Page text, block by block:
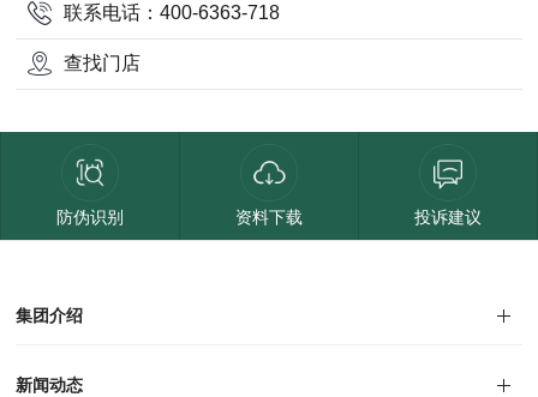
联系电话：400-6363-718
查找门店
防伪识别 资料下载 投诉建议
集团介绍
集团介绍
企业文化
人才招聘
商学院
VR全景展厅
董事长介绍
新闻动态